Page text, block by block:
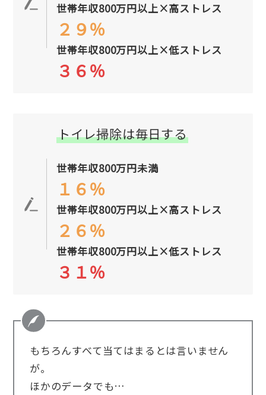
世帯年収800万円以上×高ストレス
２９％
世帯年収800万円以上×低ストレス
３６％
トイレ掃除は毎日する
世帯年収800万円未満
１６％
世帯年収800万円以上×高ストレス
２６％
世帯年収800万円以上×低ストレス
３１％
もちろんすべて当てはまるとは言いません
が。
ほかのデータでも…